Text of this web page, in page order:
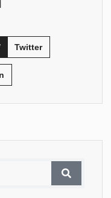
Twitter